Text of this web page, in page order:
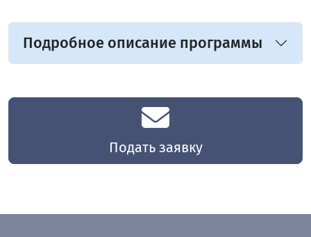
Подробное описание программы
Подать заявку